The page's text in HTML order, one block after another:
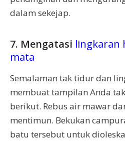
dalam sekejap.
7. Mengatasi lingkaran
mata
Semalaman tak tidur dan
membuat tampilan Anda tak
berikut. Rebus air mawar
mentimun. Bekukan
batu tersebut untuk